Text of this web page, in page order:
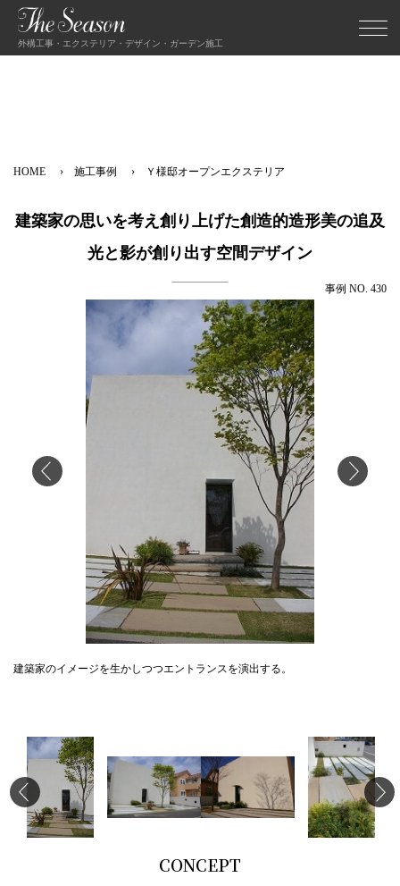
外構工事・エクステリア・デザイン・ガーデン施工
HOME 施工事例 Ｙ様邸オープンエクステリア
建築家の思いを考え創り上げた創造的造形美の追及
光と影が創り出す空間デザイン
事例 NO. 430
建築家のイメージを生かしつつエントランスを演出する。
CONCEPT